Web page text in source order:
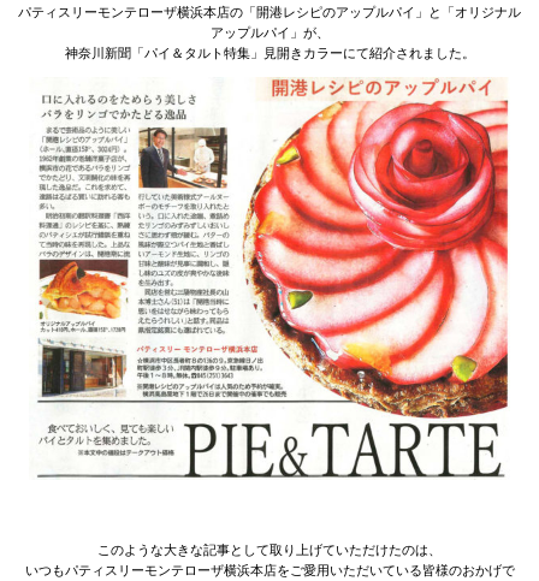
パティスリーモンテローザ横浜本店の「開港レシピのアップルパイ」と「オリジナル
アップルパイ」が、
神奈川新聞「パイ＆タルト特集」見開きカラーにて紹介されました。
このような大きな記事として取り上げていただけたのは、
いつもパティスリーモンテローザ横浜本店をご愛用いただいている皆様のおかげで